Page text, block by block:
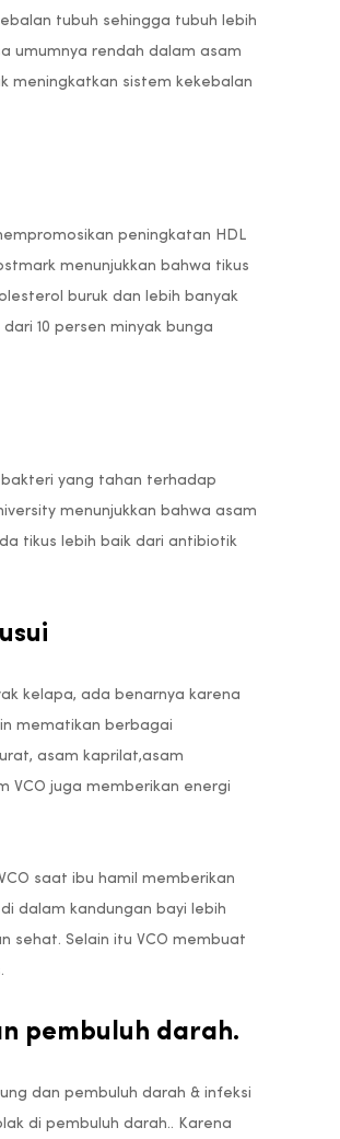
tubuh sehingga tubuh lebih
umumnya rendah dalam asam
meningkatkan sistem kekebalan
peningkatan HDL
menunjukkan bahwa tikus
buruk dan lebih banyak
10 persen minyak bunga
yang tahan terhadap
menunjukkan bahwa asam
tikus lebih baik dari antibiotik
kelapa, ada benarnya karena
mematikan berbagai
asam kaprilat,asam
juga memberikan energi
saat ibu hamil memberikan
dalam kandungan bayi lebih
sehat. Selain itu VCO membuat
pembuluh darah.
dan pembuluh darah & infeksi
di pembuluh darah.. Karena